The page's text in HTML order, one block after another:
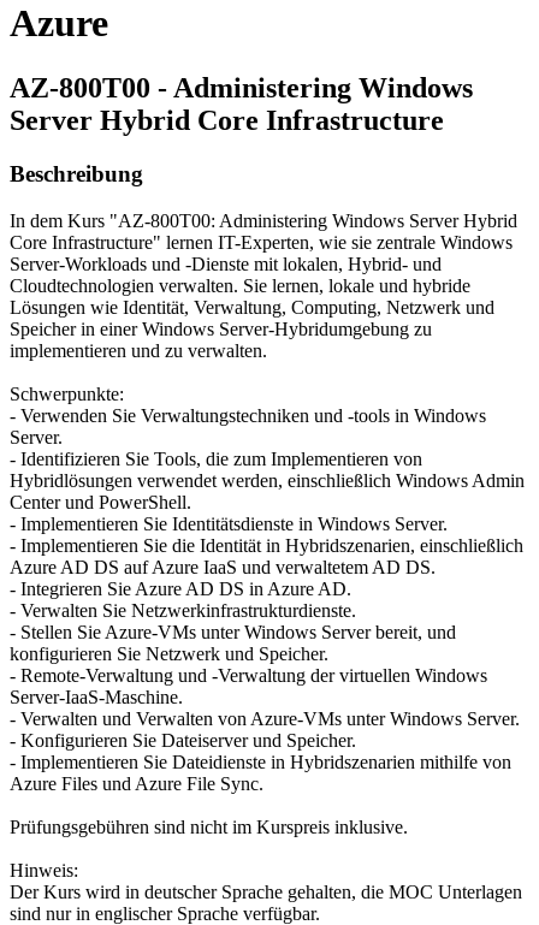
Azure
AZ-800T00 - Administering Windows
Server Hybrid Core Infrastructure
Beschreibung
In dem Kurs "AZ-800T00: Administering Windows Server Hybrid
Core Infrastructure" lernen IT-Experten, wie sie zentrale Windows
Server-Workloads und -Dienste mit lokalen, Hybrid- und
Cloudtechnologien verwalten. Sie lernen, lokale und hybride
Lösungen wie Identität, Verwaltung, Computing, Netzwerk und
Speicher in einer Windows Server-Hybridumgebung zu
implementieren und zu verwalten.
Schwerpunkte:
- Verwenden Sie Verwaltungstechniken und -tools in Windows
Server.
- Identifizieren Sie Tools, die zum Implementieren von
Hybridlösungen verwendet werden, einschließlich Windows Admin
Center und PowerShell.
- Implementieren Sie Identitätsdienste in Windows Server.
- Implementieren Sie die Identität in Hybridszenarien, einschließlich
Azure AD DS auf Azure IaaS und verwaltetem AD DS.
- Integrieren Sie Azure AD DS in Azure AD.
- Verwalten Sie Netzwerkinfrastrukturdienste.
- Stellen Sie Azure-VMs unter Windows Server bereit, und
konfigurieren Sie Netzwerk und Speicher.
- Remote-Verwaltung und -Verwaltung der virtuellen Windows
Server-IaaS-Maschine.
- Verwalten und Verwalten von Azure-VMs unter Windows Server.
- Konfigurieren Sie Dateiserver und Speicher.
- Implementieren Sie Dateidienste in Hybridszenarien mithilfe von
Azure Files und Azure File Sync.
Prüfungsgebühren sind nicht im Kurspreis inklusive.
Hinweis:
Der Kurs wird in deutscher Sprache gehalten, die MOC Unterlagen
sind nur in englischer Sprache verfügbar.